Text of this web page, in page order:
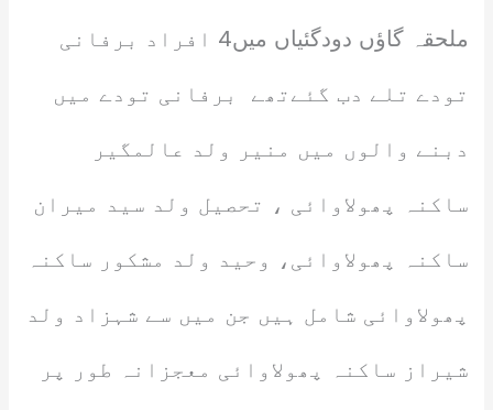
ملحقہ گاؤں دودگئیاں میں4 افراد برفانی
تودے تلے دب گئےتھے برفانی تودے میں
دبنے والوں میں منیر ولد عالمگیر
ساکنہ پھولاوائی ، تحصیل ولد سید میران
ساکنہ پھولاوائی، وحید ولد مشکور ساکنہ
پھولاوائی شامل ہیں جن میں سے شہزاد ولد
شیراز ساکنہ پھولاوائی معجزانہ طور پر